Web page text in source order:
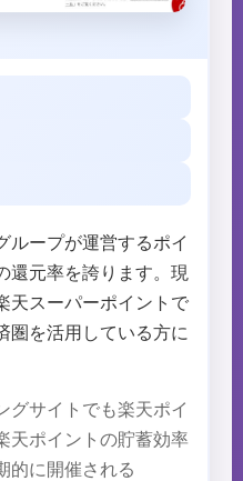
ループが運営するポイ
還元率を誇ります。現
天スーパーポイントで
圏を活用している方に
グサイトでも楽天ポイ
天ポイントの貯蓄効率
的に開催される